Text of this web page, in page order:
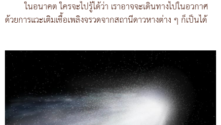
ในอนาคต ใครจะไปรู้ได้ว่า เราอาจจะเดินทางไปในอวกาศ
ด้วยการแวะเติมเชื้อเพลิงจรวดจากสถานีดาวหางต่าง ๆ ก็เป็นได้